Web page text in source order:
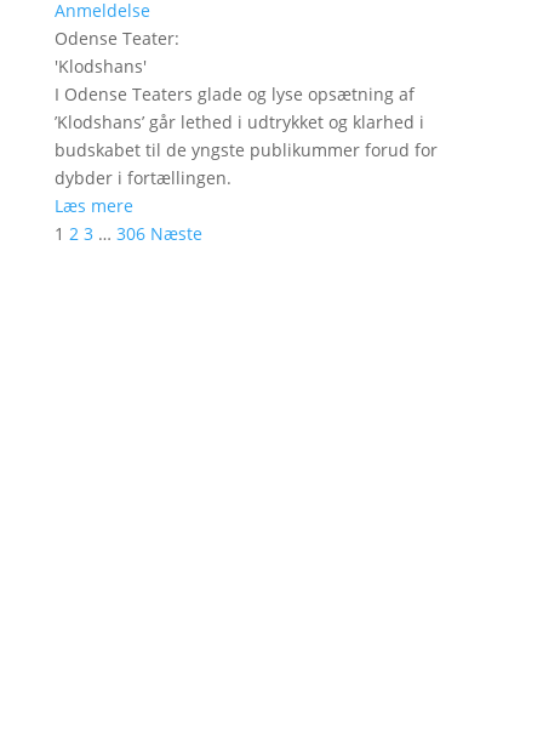
Anmeldelse
Odense Teater:
'Klodshans'
I Odense Teaters glade og lyse opsætning af
’Klodshans’ går lethed i udtrykket og klarhed i
budskabet til de yngste publikummer forud for
dybder i fortællingen.
Læs mere
1 2 3 … 306 Næste